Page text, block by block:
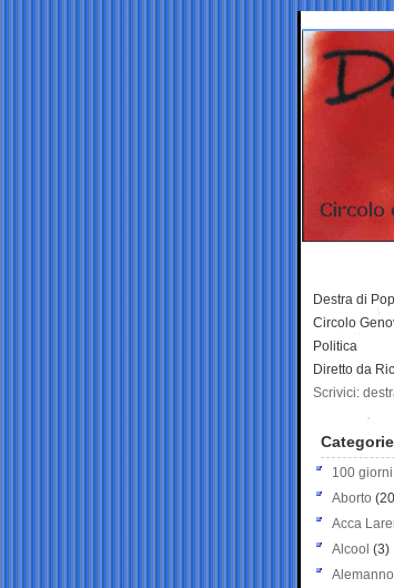
Destra di
Circolo
Politica
Diretto da
Scrivici:
Categorie
100 giorni
Aborto
Acca
Alcool (3)
Alemanno